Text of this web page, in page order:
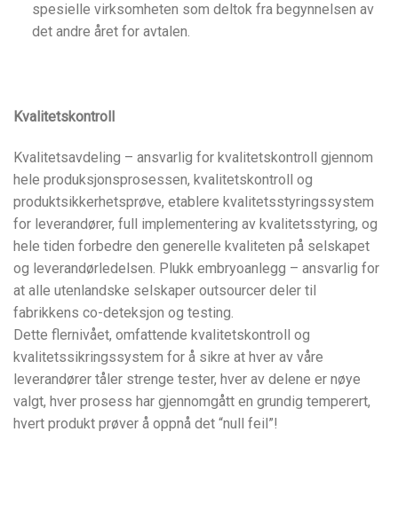
spesielle virksomheten som deltok fra begynnelsen av
det andre året for avtalen.
Kvalitetskontroll
Kvalitetsavdeling – ansvarlig for kvalitetskontroll gjennom
hele produksjonsprosessen, kvalitetskontroll og
produktsikkerhetsprøve, etablere kvalitetsstyringssystem
for leverandører, full implementering av kvalitetsstyring, og
hele tiden forbedre den generelle kvaliteten på selskapet
og leverandørledelsen. Plukk embryoanlegg – ansvarlig for
at alle utenlandske selskaper outsourcer deler til
fabrikkens co-deteksjon og testing.
Dette flernivået, omfattende kvalitetskontroll og
kvalitetssikringssystem for å sikre at hver av våre
leverandører tåler strenge tester, hver av delene er nøye
valgt, hver prosess har gjennomgått en grundig temperert,
hvert produkt prøver å oppnå det “null feil”!